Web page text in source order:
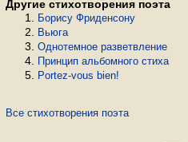
Другие стихотворения поэта
Борису Фриденсону
Вьюга
Однотемное разветвление
Принцип альбомного стиха
Portez-vous bien!
Все стихотворения поэта